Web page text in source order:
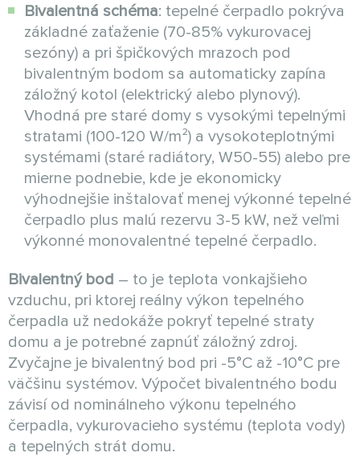
Bivalentná schéma: tepelné čerpadlo pokrýva
základné zaťaženie (70-85% vykurovacej
sezóny) a pri špičkových mrazoch pod
bivalentným bodom sa automaticky zapína
záložný kotol (elektrický alebo plynový).
Vhodná pre staré domy s vysokými tepelnými
stratami (100-120 W/m²) a vysokoteplotnými
systémami (staré radiátory, W50-55) alebo pre
mierne podnebie, kde je ekonomicky
výhodnejšie inštalovať menej výkonné tepelné
čerpadlo plus malú rezervu 3-5 kW, než veľmi
výkonné monovalentné tepelné čerpadlo.
Bivalentný bod – to je teplota vonkajšieho
vzduchu, pri ktorej reálny výkon tepelného
čerpadla už nedokáže pokryť tepelné straty
domu a je potrebné zapnúť záložný zdroj.
Zvyčajne je bivalentný bod pri -5°C až -10°C pre
väčšinu systémov. Výpočet bivalentného bodu
závisí od nominálneho výkonu tepelného
čerpadla, vykurovacieho systému (teplota vody)
a tepelných strát domu.